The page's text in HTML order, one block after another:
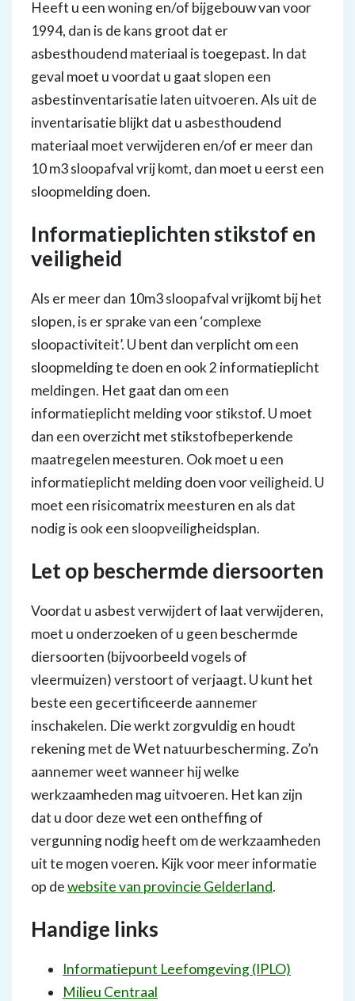
Heeft u een woning en/of bijgebouw van voor
1994, dan is de kans groot dat er
asbesthoudend materiaal is toegepast. In dat
geval moet u voordat u gaat slopen een
asbestinventarisatie laten uitvoeren. Als uit de
inventarisatie blijkt dat u asbesthoudend
materiaal moet verwijderen en/of er meer dan
10 m3 sloopafval vrij komt, dan moet u eerst een
sloopmelding doen.
Informatieplichten stikstof en
veiligheid
Als er meer dan 10m3 sloopafval vrijkomt bij het
slopen, is er sprake van een ‘complexe
sloopactiviteit’. U bent dan verplicht om een
sloopmelding te doen en ook 2 informatieplicht
meldingen. Het gaat dan om een
informatieplicht melding voor stikstof. U moet
dan een overzicht met stikstofbeperkende
maatregelen meesturen. Ook moet u een
informatieplicht melding doen voor veiligheid. U
moet een risicomatrix meesturen en als dat
nodig is ook een sloopveiligheidsplan.
Let op beschermde diersoorten
Voordat u asbest verwijdert of laat verwijderen,
moet u onderzoeken of u geen beschermde
diersoorten (bijvoorbeeld vogels of
vleermuizen) verstoort of verjaagt. U kunt het
beste een gecertificeerde aannemer
inschakelen. Die werkt zorgvuldig en houdt
rekening met de Wet natuurbescherming. Zo’n
aannemer weet wanneer hij welke
werkzaamheden mag uitvoeren. Het kan zijn
dat u door deze wet een ontheffing of
vergunning nodig heeft om de werkzaamheden
uit te mogen voeren. Kijk voor meer informatie
op dewebsite van provincie Gelderland.
Handige links
Informatiepunt Leefomgeving (IPLO)
Milieu Centraal